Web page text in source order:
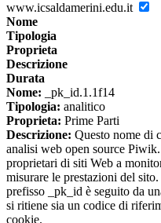
www.icsaldamerini.edu.it
Nome
Tipologia
Proprieta
Descrizione
Durata
Nome: _pk_id.1.1f14
Tipologia: analitico
Proprieta: Prime Parti
Descrizione: Questo nome di
analisi web open source
proprietari di siti Web a
misurare le prestazioni del
prefisso _pk_id è seguito da
si ritiene sia un codice di
cookie.